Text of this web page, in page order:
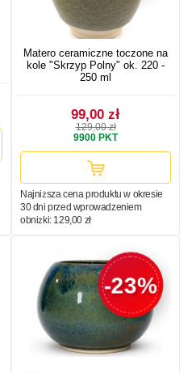
Matero ceramiczne toczone na
kole "Skrzyp Polny" ok. 220 -
250 ml
99,00 zł
129,00 zł
9900 PKT
Najniższa cena produktu w okresie
30 dni przed wprowadzeniem
obniżki: 129,00 zł
-23%